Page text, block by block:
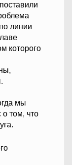
линии
которого
мы
том, что